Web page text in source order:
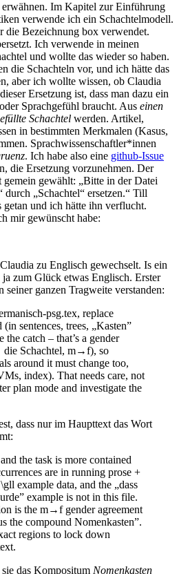
Im Kapitel zur Einführung
verwende ich ein Schachtelmodell.
die Bezeichnung box verwendet.
Ich verwende in meinen
und wollte das wieder so haben.
die Schachteln vor, und ich hätte das
aber ich wollte wissen, ob Claudia
Ersetzung ist, dass man dazu ein
Sprachgefühl braucht. Aus einen
Schachtel werden. Artikel,
in bestimmten Merkmalen (Kasus,
Sprachwissenschaftler*innen
. Ich habe also eine github-Issue
die Ersetzung vorzunehmen. Der
gewählt: „Bitte in der Datei
durch „Schachtel“ ersetzen.“ Till
getan und ich hätte ihn verflucht.
mir gewünscht habe:
zu Englisch gewechselt. Is ein
zum Glück etwas Englisch. Erster
seiner ganzen Tragweite verstanden:
psg.tex, replace
sentences, trees, „Kasten”
catch – that’s a gender
die Schachtel, m→f), so
around it must change too,
index). That needs care, not
plan mode and investigate the
dass nur im Haupttext das Wort
the task is more contained
are in running prose +
example data, and the „dass
example is not in this file.
is the m→f gender agreement
the compound Nomenkasten”.
regions to lock down
das Kompositum Nomenkasten